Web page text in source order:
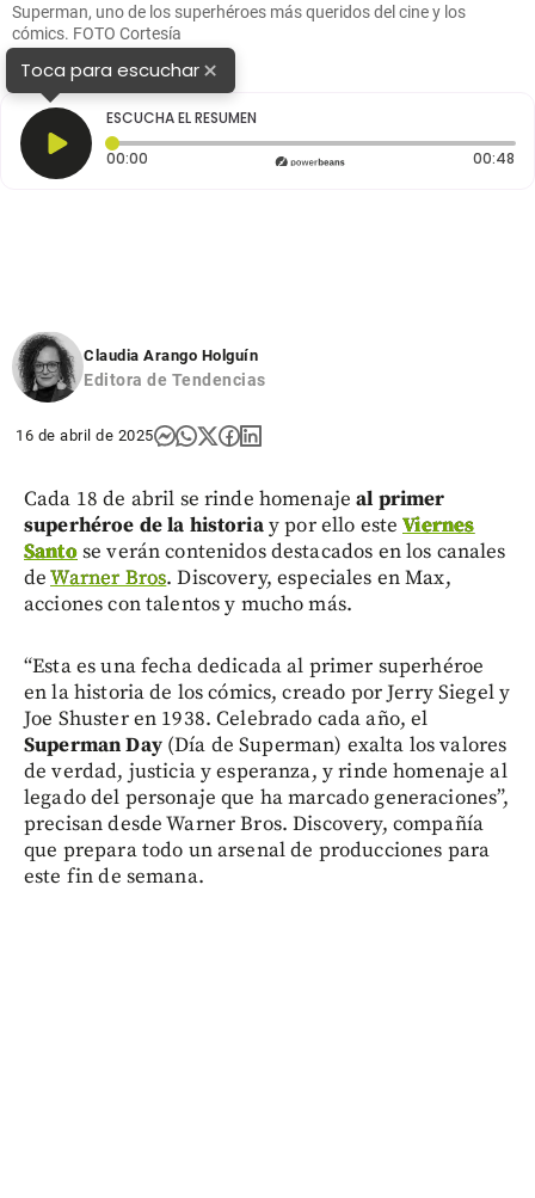
Superman, uno de los superhéroes más queridos del cine y los
cómics. FOTO Cortesía
Toca para escuchar×
ESCUCHA EL RESUMEN
00:00 Tiempo transcurrido: 0 segundos 00:48
Claudia Arango Holguín
Editora de Tendencias
16 de abril de 2025
Cada 18 de abril se rinde homenaje al primer
superhéroe de la historiay por ello esteViernes
Santose verán contenidos destacados en los canales
deWarner Bros. Discovery, especiales en Max,
acciones con talentos y mucho más.
“Esta es una fecha dedicada al primer superhéroe
en la historia de los cómics, creado por Jerry Siegel y
Joe Shuster en 1938. Celebrado cada año, el
Superman Day(Día de Superman) exalta los valores
de verdad, justicia y esperanza, y rinde homenaje al
legado del personaje que ha marcado generaciones”,
precisan desde Warner Bros. Discovery, compañía
que prepara todo un arsenal de producciones para
este fin de semana.